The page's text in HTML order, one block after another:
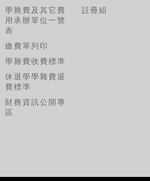
學雜費及其它費
用承辦單位一覽
表
繳費單列印
學雜費收費標準
休退學學雜費退
費標準
財務資訊公開專
區
註冊組